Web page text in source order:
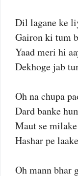
Dil lagane ke
Gairon ki tum
Yaad meri hi
Dekhoge jab
Oh na chupa
Dard banke
Maut se
Hashar pe
Oh mann bhar